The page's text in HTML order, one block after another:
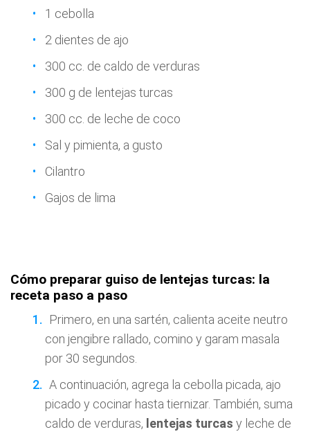
1 cebolla
2 dientes de ajo
300 cc. de caldo de verduras
300 g de lentejas turcas
300 cc. de leche de coco
Sal y pimienta, a gusto
Cilantro
Gajos de lima
Cómo preparar guiso de lentejas turcas: la
receta paso a paso
Primero, en una sartén, calienta aceite neutro
con jengibre rallado, comino y garam masala
por 30 segundos.
A continuación, agrega la cebolla picada, ajo
picado y cocinar hasta tiernizar. También, suma
caldo de verduras, lentejas turcas y leche de